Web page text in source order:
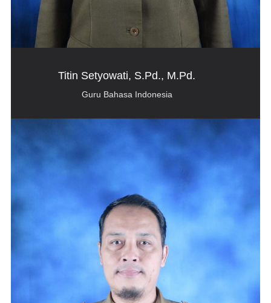
Titin Setyowati, S.Pd., M.Pd.
Guru Bahasa Indonesia